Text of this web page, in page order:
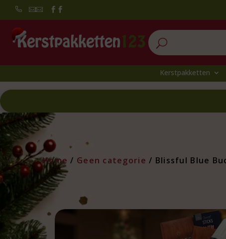
 
U
Kerstpakketten
Home / Geen categorie / Blissful Blue